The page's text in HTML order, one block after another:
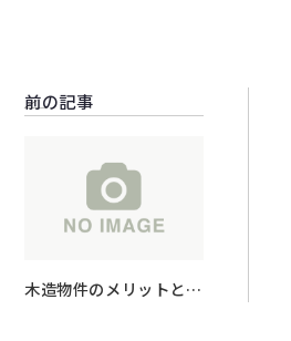
前の記事
木造物件のメリットとデ